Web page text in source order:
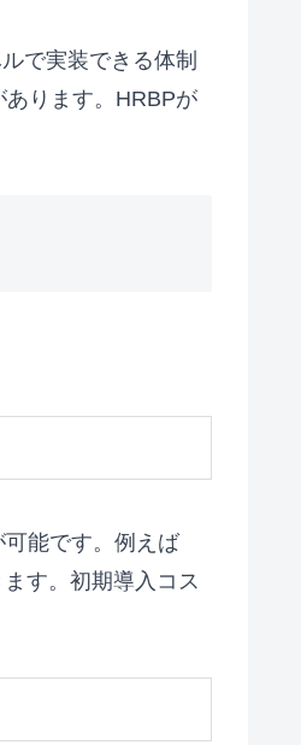
で実装できる体制
ります。HRBPが
能です。例えば
す。初期導入コス